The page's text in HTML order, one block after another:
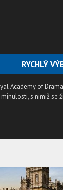
RYCHLÝ
Academy of
s nimiž se